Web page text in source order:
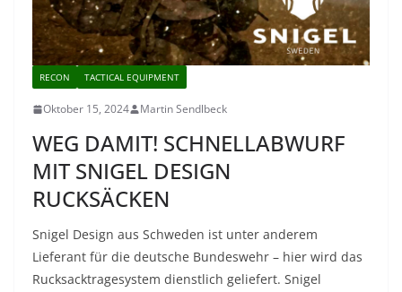
RECON TACTICAL EQUIPMENT
Oktober 15, 2024 Martin Sendlbeck
WEG DAMIT! SCHNELLABWURF
MIT SNIGEL DESIGN
RUCKSÄCKEN
Snigel Design aus Schweden ist unter anderem
Lieferant für die deutsche Bundeswehr – hier wird das
Rucksacktragesystem dienstlich geliefert. Snigel